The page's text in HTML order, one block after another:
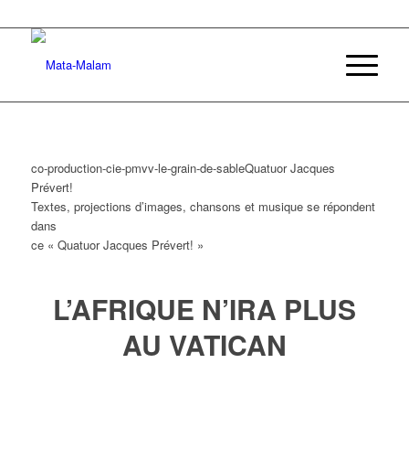
co-production-cie-pmvv-le-grain-de-sableQuatuor Jacques
Prévert!
Textes, projections d’images, chansons et musique se répondent
dans
ce « Quatuor Jacques Prévert! »
L’AFRIQUE N’IRA PLUS
AU VATICAN